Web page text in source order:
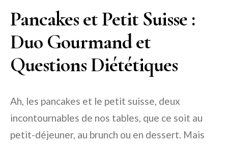
Pancakes et Petit Suisse :
Duo Gourmand et
Questions Diététiques
Ah, les pancakes et le petit suisse, deux
incontournables de nos tables, que ce soit au
petit-déjeuner, au brunch ou en dessert. Mais